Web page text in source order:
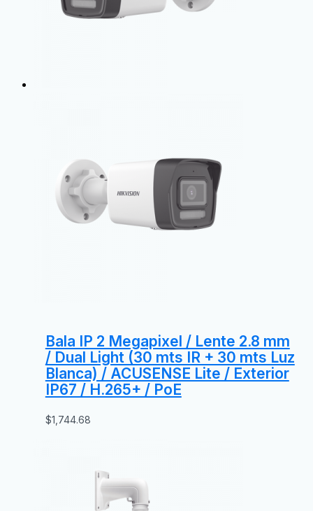
Bala IP 2 Megapixel / Lente 2.8 mm
/ Dual Light (30 mts IR + 30 mts Luz
Blanca) / ACUSENSE Lite / Exterior
IP67 / H.265+ / PoE
$1,744.68